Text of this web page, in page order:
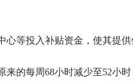
心等投入补贴资金，使其提供
来的每周68小时减少至52小